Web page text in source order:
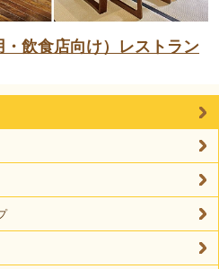
飲食店向け）レストラン